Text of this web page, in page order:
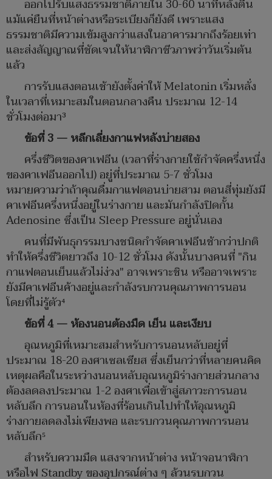
ออกไปรับแสงธรรมชาติภายใน 30-60 นาทีหลังตื่น
แม้แค่ยืนที่หน้าต่างหรือระเบียงก็ยังดี เพราะแสง
ธรรมชาติมีความเข้มสูงกว่าแสงในอาคารมากถึงร้อยเท่า
และส่งสัญญาณที่ชัดเจนให้นาฬิกาชีวภาพว่าวันเริ่มต้น
แล้ว
การรับแสงตอนเช้ายังตั้งค่าให้ Melatonin เริ่มหลั่ง
ในเวลาที่เหมาะสมในตอนกลางคืน ประมาณ 12-14
ชั่วโมงต่อมา³
ข้อที่ 3 — หลีกเลี่ยงกาแฟหลังบ่ายสอง
ครึ่งชีวิตของคาเฟอีน (เวลาที่ร่างกายใช้กำจัดครึ่งหนึ่ง
ของคาเฟอีนออกไป) อยู่ที่ประมาณ 5-7 ชั่วโมง
หมายความว่าถ้าคุณดื่มกาแฟตอนบ่ายสาม ตอนสี่ทุ่มยังมี
คาเฟอีนครึ่งหนึ่งอยู่ในร่างกาย และมันกำลังปิดกั้น
Adenosine ซึ่งเป็น Sleep Pressure อยู่นั่นเอง
คนที่มีพันธุกรรมบางชนิดกำจัดคาเฟอีนช้ากว่าปกติ
ทำให้ครึ่งชีวิตยาวถึง 10-12 ชั่วโมง ดังนั้นบางคนที่ "กิน
กาแฟตอนเย็นแล้วไม่ง่วง" อาจเพราะชิน หรืออาจเพราะ
ยังมีคาเฟอีนค้างอยู่และกำลังรบกวนคุณภาพการนอน
โดยที่ไม่รู้ตัว⁴
ข้อที่ 4 — ห้องนอนต้องมืด เย็น และเงียบ
อุณหภูมิที่เหมาะสมสำหรับการนอนหลับอยู่ที่
ประมาณ 18-20 องศาเซลเซียส ซึ่งเย็นกว่าที่หลายคนคิด
เหตุผลคือในระหว่างนอนหลับอุณหภูมิร่างกายส่วนกลาง
ต้องลดลงประมาณ 1-2 องศาเพื่อเข้าสู่สภาวะการนอน
หลับลึก การนอนในห้องที่ร้อนเกินไปทำให้อุณหภูมิ
ร่างกายลดลงไม่เพียงพอ และรบกวนคุณภาพการนอน
หลับลึก⁵
สำหรับความมืด แสงจากหน้าต่าง หน้าจอนาฬิกา
หรือไฟ Standby ของอุปกรณ์ต่าง ๆ ล้วนรบกวน